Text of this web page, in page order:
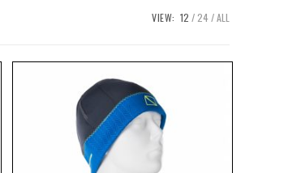
VIEW: 12 24 ALL